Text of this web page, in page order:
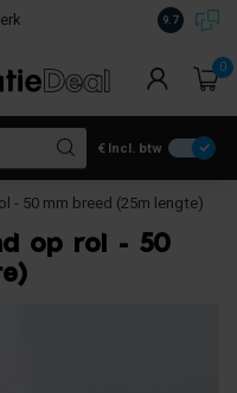
Gratis
9.7
0
€ Incl. btw
- 50 mm breed (25m lengte)
op rol - 50